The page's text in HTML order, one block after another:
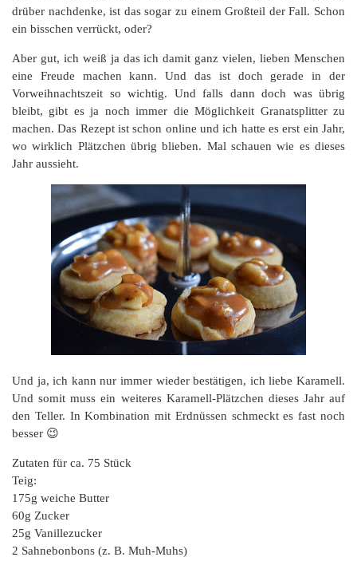
drüber nachdenke, ist das sogar zu einem Großteil der Fall. Schon
ein bisschen verrückt, oder?
Aber gut, ich weiß ja das ich damit ganz vielen, lieben Menschen
eine Freude machen kann. Und das ist doch gerade in der
Vorweihnachtszeit so wichtig. Und falls dann doch was übrig
bleibt, gibt es ja noch immer die Möglichkeit Granatsplitter zu
machen. Das Rezept ist schon online und ich hatte es erst ein Jahr,
wo wirklich Plätzchen übrig blieben. Mal schauen wie es dieses
Jahr aussieht.
Und ja, ich kann nur immer wieder bestätigen, ich liebe Karamell.
Und somit muss ein weiteres Karamell-Plätzchen dieses Jahr auf
den Teller. In Kombination mit Erdnüssen schmeckt es fast noch
besser 😉
Zutaten für ca. 75 Stück
Teig:
175g weiche Butter
60g Zucker
25g Vanillezucker
2 Sahnebonbons (z. B. Muh-Muhs)